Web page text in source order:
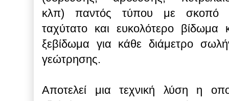
κλπ) παντός τύπου με σκοπό
ταχύτατο και ευκολότερο βίδωμα
ξεβίδωμα για κάθε διάμετρο
γεώτρησης.
Αποτελεί μια τεχνική λύση η